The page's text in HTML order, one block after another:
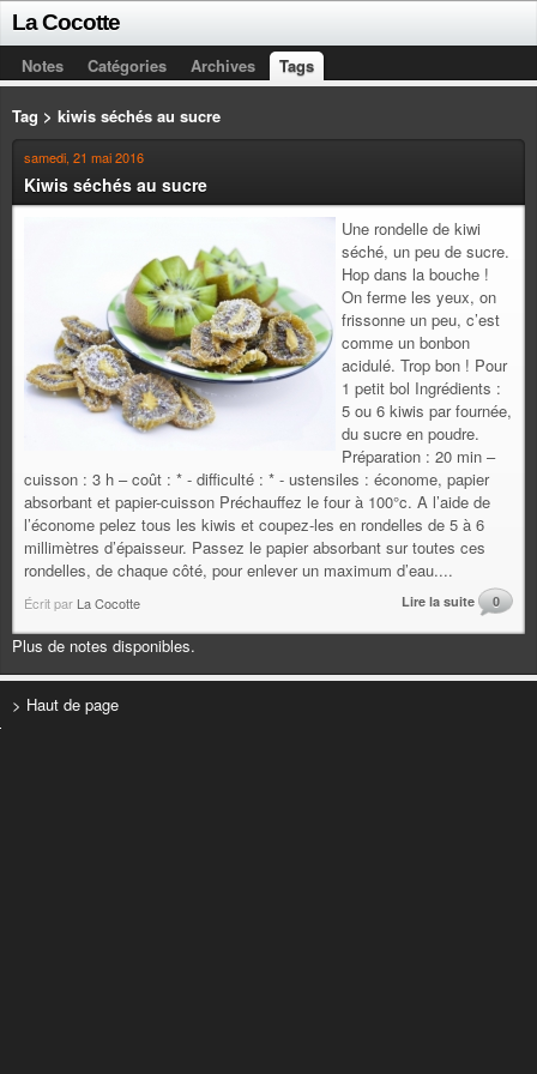
La Cocotte
Notes Catégories Archives Tags
Tag > kiwis séchés au sucre
samedi, 21 mai 2016
Kiwis séchés au sucre
Une rondelle de kiwi
séché, un peu de sucre.
Hop dans la bouche !
On ferme les yeux, on
frissonne un peu, c’est
comme un bonbon
acidulé. Trop bon ! Pour
1 petit bol Ingrédients :
5 ou 6 kiwis par fournée,
du sucre en poudre.
Préparation : 20 min –
cuisson : 3 h – coût : * - difficulté : * - ustensiles : économe, papier
absorbant et papier-cuisson Préchauffez le four à 100°c. A l’aide de
l’économe pelez tous les kiwis et coupez-les en rondelles de 5 à 6
millimètres d’épaisseur. Passez le papier absorbant sur toutes ces
rondelles, de chaque côté, pour enlever un maximum d’eau....
Écrit par La Cocotte Lire la suite 0
Plus de notes disponibles.
> Haut de page